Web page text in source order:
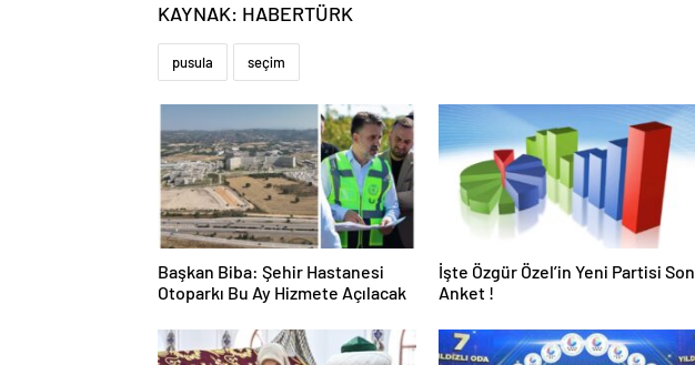
KAYNAK: HABERTÜRK
pusula seçim
Başkan Biba: Şehir Hastanesi
Otoparkı Bu Ay Hizmete Açılacak
İşte Özgür Özel’in Yeni Partisi Son
Anket !